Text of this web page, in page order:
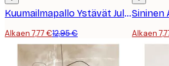
Kuumailmapallo Ystävät Juliste
Alkaen 7,77 €12,95 € Alkaen